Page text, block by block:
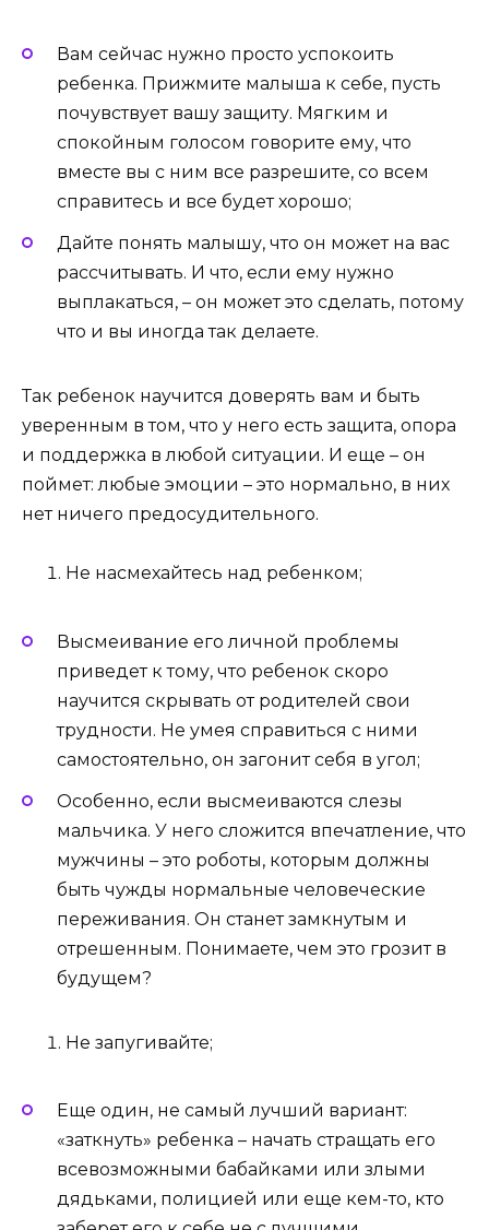
Вам сейчас нужно просто успокоить
ребенка. Прижмите малыша к себе, пусть
почувствует вашу защиту. Мягким и
спокойным голосом говорите ему, что
вместе вы с ним все разрешите, со всем
справитесь и все будет хорошо;
Дайте понять малышу, что он может на вас
рассчитывать. И что, если ему нужно
выплакаться, – он может это сделать, потому
что и вы иногда так делаете.
Так ребенок научится доверять вам и быть
уверенным в том, что у него есть защита, опора
и поддержка в любой ситуации. И еще – он
поймет: любые эмоции – это нормально, в них
нет ничего предосудительного.
Не насмехайтесь над ребенком;
Высмеивание его личной проблемы
приведет к тому, что ребенок скоро
научится скрывать от родителей свои
трудности. Не умея справиться с ними
самостоятельно, он загонит себя в угол;
Особенно, если высмеиваются слезы
мальчика. У него сложится впечатление, что
мужчины – это роботы, которым должны
быть чужды нормальные человеческие
переживания. Он станет замкнутым и
отрешенным. Понимаете, чем это грозит в
будущем?
Не запугивайте;
Еще один, не самый лучший вариант:
«заткнуть» ребенка – начать стращать его
всевозможными бабайками или злыми
дядьками, полицией или еще кем-то, кто